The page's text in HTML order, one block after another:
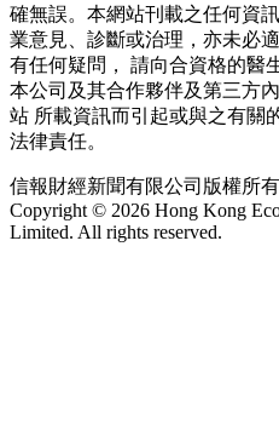
確無誤。本網站刊載之任何資
業意見、診斷或治理，亦未必
有任何疑問， 請向合資格的醫
本公司及其合作夥伴及第三方
站 所載資訊而引起或與之有關
法律責任。
信報財經新聞有限公司版權所有
Copyright © 2026 Hong Kong
Limited. All rights reserved.